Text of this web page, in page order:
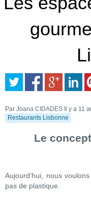
Par Joana CIDADES
Il y a 11
Restaurants Lisbonne
Le concept
Aujourd’hui, nous
pas de plastique.